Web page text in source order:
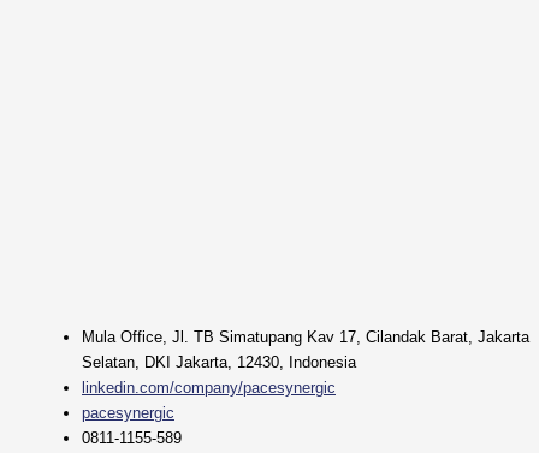
Mula Office, Jl. TB Simatupang Kav 17, Cilandak Barat, Jakarta
Selatan, DKI Jakarta, 12430, Indonesia
linkedin.com/company/pacesynergic
pacesynergic
0811-1155-589